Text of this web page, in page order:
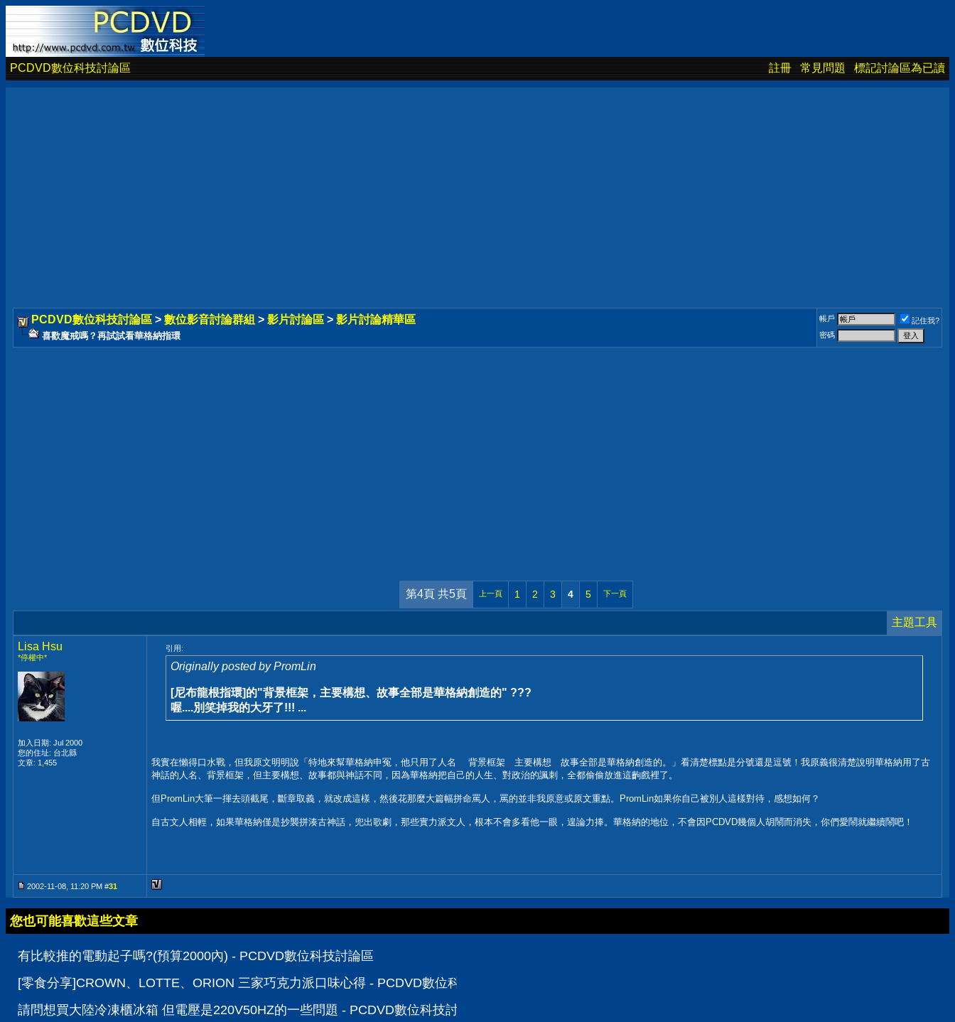
PCDVD數位科技討論區 註冊 常見問題 標記討論區為已讀
PCDVD數位科技討論區 > 數位影音討論群組 > 影片討論區 > 影片討論精華區
喜歡魔戒嗎？再試試看華格納指環
帳戶
記住我?
密碼
第4頁 共5頁 上一頁 1 2 3 4 5 下一頁
主題工具
Lisa Hsu
*停權中*
加入日期: Jul 2000
您的住址: 台北縣
文章: 1,455
引用:
Originally posted by PromLin
[尼布龍根指環]的"背景框架，主要構想、故事全部是華格納創造的" ???
喔....別笑掉我的大牙了!!! ...
我實在懶得口水戰，但我原文明明說「特地來幫華格納申冤，他只用了人名 、 背景框架 ， 主要構想、 故事全部是華格納創造的。」看清楚標點是分號還是逗號！我原義很清楚說明華格納用了古
神話的人名、背景框架，但主要構想、故事都與神話不同，因為華格納把自己的人生、對政治的諷刺，全都偷偷放進這齣戲裡了。
但PromLin大筆一揮去頭截尾，斷章取義，就改成這樣，然後花那麼大篇幅拼命罵人，罵的並非我原意或原文重點。PromLin如果你自己被別人這樣對待，感想如何？
自古文人相輕，如果華格納僅是抄襲拼湊古神話，兜出歌劇，那些實力派文人，根本不會多看他一眼，遑論力捧。華格納的地位，不會因PCDVD幾個人胡鬧而消失，你們愛鬧就繼續鬧吧！
2002-11-08, 11:20 PM #31
您也可能喜歡這些文章
有比較推的電動起子嗎?(預算2000內) - PCDVD數位科技討論區
[零食分享]CROWN、LOTTE、ORION 三家巧克力派口味心得 - PCDVD數位科技討論區
請問想買大陸冷凍櫃冰箱 但電壓是220V50HZ的一些問題 - PCDVD數位科技討論區